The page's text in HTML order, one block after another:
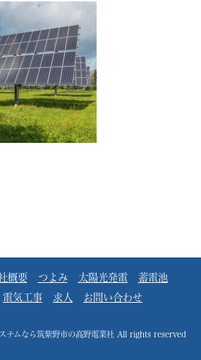
概要 つよみ 太陽光発電
蓄電池
電気工事 求人 お問い合わせ
テムなら筑紫野市の髙野電業社 All rights reserved